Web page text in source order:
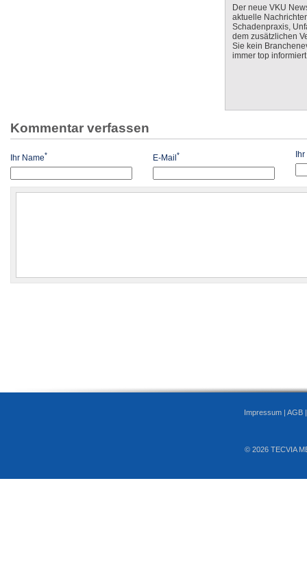
Der neue VKU
aktuelle
Schadenpraxis,
dem zusätzlichen
Sie kein
immer top
Kommentar verfassen
Ihr Name* E-Mail *
Impressum | AGB
© 2026 TECVIA